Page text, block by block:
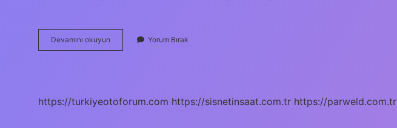
Devamını okuyun
Ağacı
Mü
Yorum Bırak
https://turkiyeotoforum.com https://sisnetinsaat.com.tr https://parweld.com.tr